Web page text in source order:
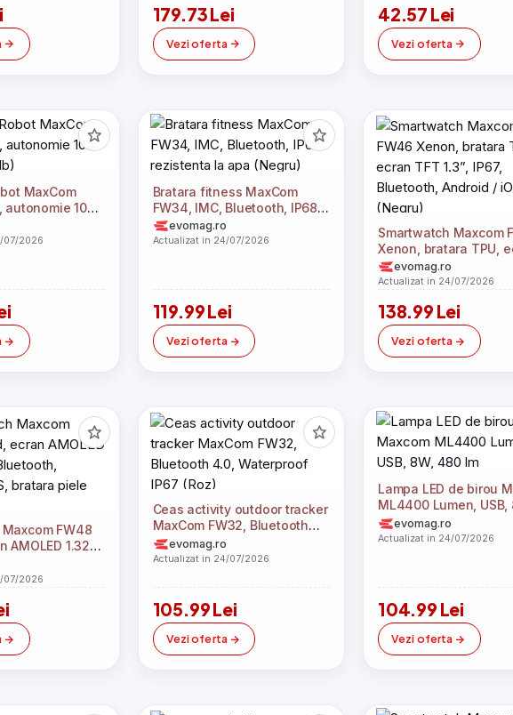
179.73 Lei
Vezi oferta
42.57 Lei
Vezi oferta
MaxCom
autonomie 100
07/2026
Bratara fitness MaxCom
FW34, IMC, Bluetooth, IP68
rezistenta la apa (Negru)
evomag.ro
Actualizat in 24/07/2026
119.99 Lei
Vezi oferta
Smartwatch Maxcom
Xenon, bratara TPU,
TFT 1.3”, IP67,
Android / iOS (Negru)
evomag.ro
Actualizat in 24/07/2026
138.99 Lei
Vezi oferta
FW48
AMOLED 1.32”,
Android /
(Auriu)
07/2026
Ceas activity outdoor tracker
MaxCom FW32, Bluetooth
4.0, Waterproof IP67 (Roz)
evomag.ro
Actualizat in 24/07/2026
105.99 Lei
Vezi oferta
Lampa LED de birou
ML4400 Lumen, USB,
480 lm
evomag.ro
Actualizat in 24/07/2026
104.99 Lei
Vezi oferta